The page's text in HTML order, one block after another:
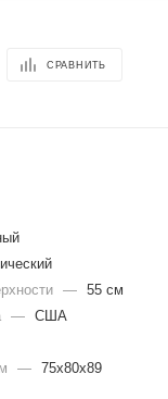
СРАВНИТЬ
— 55 см
— США
— 75х80х89